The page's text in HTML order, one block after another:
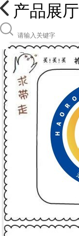
产品展厅